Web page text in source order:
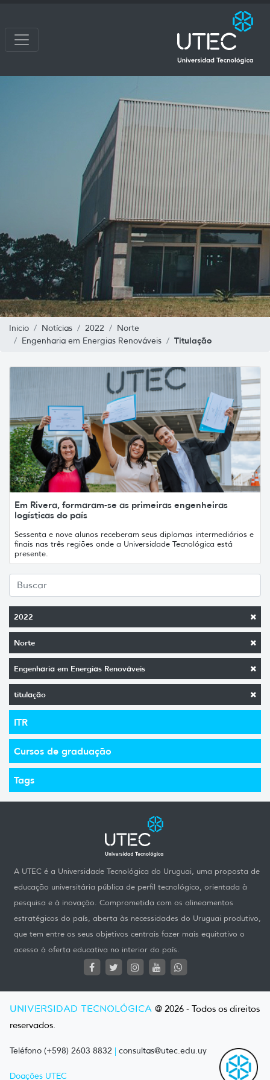
Inicio Notícias 2022
Norte
Engenharia em Energias Renováveis
Titulação
2022
Norte
Engenharia em Energias Renováveis
titulação
ITR
Cursos de graduação
Tags
Em Rivera, formaram-se as primeiras engenheiras
logísticas do país
Sessenta e nove alunos receberam seus diplomas intermediários e
finais nas três regiões onde a Universidade Tecnológica está
presente.
A UTEC é a Universidade Tecnológica do Uruguai, uma proposta de
educação universitária pública de perfil tecnológico, orientada à
pesquisa e à inovação. Comprometida com os alineamentos
estratégicos do país, aberta às necessidades do Uruguai produtivo,
que tem entre os seus objetivos centrais fazer mais equitativo o
acesso à oferta educativa no interior do país.
UNIVERSIDAD TECNOLÓGICA @ 2026 - Todos os direitos
reservados.
Teléfono (+598) 2603 8832 | consultas@utec.edu.uy
Doações UTEC